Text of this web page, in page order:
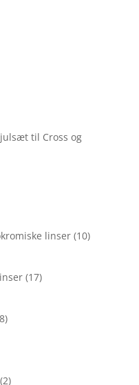
til Cross og
linser (10)
(17)
(2)